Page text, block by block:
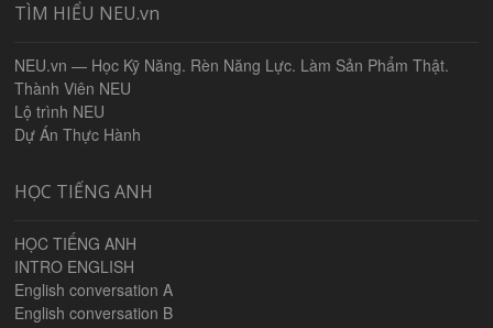
TÌM HIỂU NEU.vn
NEU.vn — Học Kỹ Năng. Rèn Năng Lực. Làm Sản Phẩm Thật.
Thành Viên NEU
Lộ trình NEU
Dự Án Thực Hành
HỌC TIẾNG ANH
HỌC TIẾNG ANH
INTRO ENGLISH
English conversation A
English conversation B